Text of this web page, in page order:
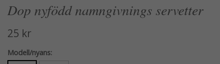
Dop nyfödd namngivnings servetter
25 kr
Modell/nyans: